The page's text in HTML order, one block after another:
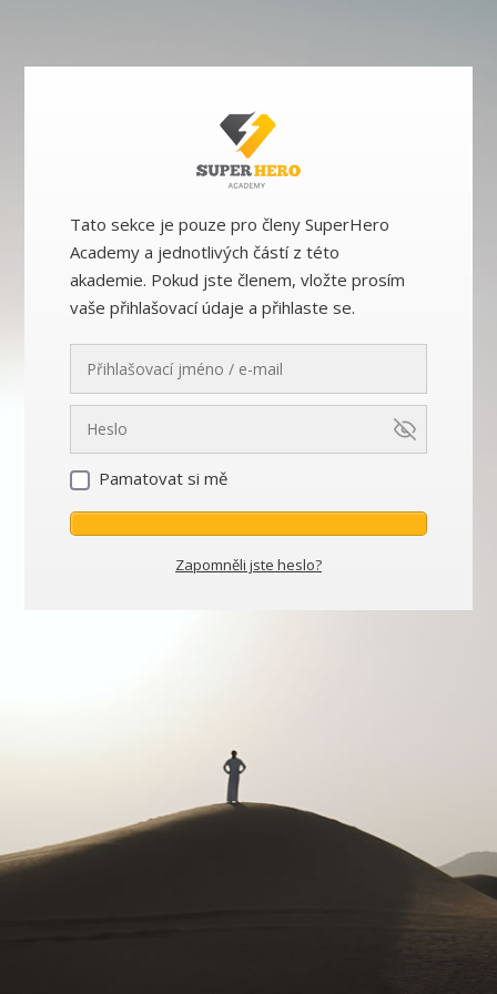
Tato sekce je pouze pro členy SuperHero
Academy a jednotlivých částí z této
akademie. Pokud jste členem, vložte prosím
vaše přihlašovací údaje a přihlaste se.
Pamatovat si mě
Zapomněli jste heslo?